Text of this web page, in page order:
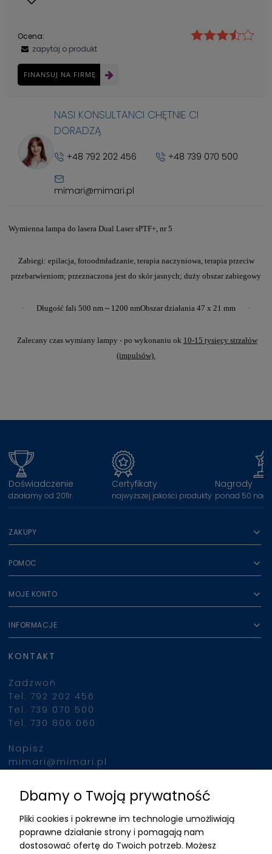
Ocena:
zapytaj o produkt
FINANSUJ NA FIRMĘ
NASI KONSULTANCI CHĘTNIE CI
DORADZĄ
+48 792 202 456 +48 739 070 500
mimari@mimari.pl
Wymienna lampa do lasera Dual Laser sPTF+, nr 5
Zabiegi: epilacja, fotoodmładzanie, terapia naczyniowa, terapia przeciw
przebarwieniom; przeznaczona jest do skór jasnych; duży obszar zabiegowy
Długość fali 500 nm～1200 nmObszar działania 47 x 21 mm
Zalecany czas wymiany lampy - po wykonaniu ok 10-15 tysięcy strzałów
(impulsów).
Doświadczenie
działamy od 2011r.
Certyfikaty
najwyższej jakości produkty
Nagrody
ponad 50
ZAKUPY
POMOC
MOJE KONTO
INFORMACJE
KONTAKT
Zadzwoń
Tel. 792 202 456
Tel. 739 070 500
Tel. 730 806 060
Napisz
mimari@mimari.pl
Znajdziesz nas
ADRES
Dbamy o Twoją prywatność
Pliki cookies i pokrewne im technologie umożliwiają
poprawne działanie strony i pomagają nam
dostosować ofertę do Twoich potrzeb. Możesz